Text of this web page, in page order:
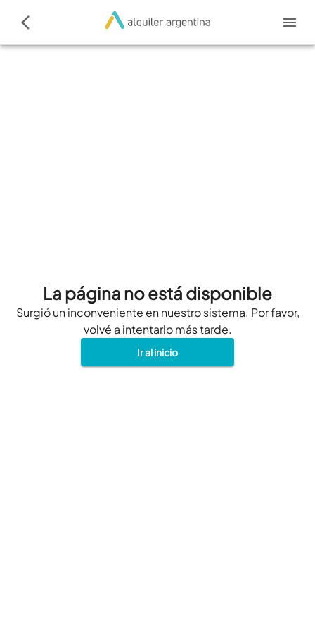
La página no está disponible
Surgió un inconveniente en nuestro sistema. Por favor,
volvé a intentarlo más tarde.
Ir al inicio